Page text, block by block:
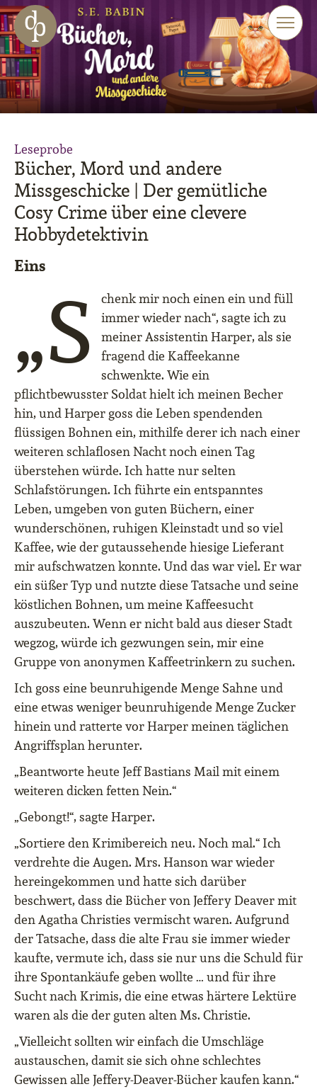
Zum Haupt-Inhalt springen
Zur Navigation springen
Zur Website-Suche springen
Leseprobe
Bücher, Mord und andere
Missgeschicke | Der gemütliche
Cosy Crime über eine clevere
Hobbydetektivin
Eins
„S
chenk mir noch einen ein und füll
immer wieder nach“, sagte ich zu
meiner Assistentin Harper, als sie
fragend die Kaffeekanne
schwenkte. Wie ein
pflichtbewusster Soldat hielt ich meinen Becher
hin, und Harper goss die Leben spendenden
flüssigen Bohnen ein, mithilfe derer ich nach einer
weiteren schlaflosen Nacht noch einen Tag
überstehen würde. Ich hatte nur selten
Schlafstörungen. Ich führte ein entspanntes
Leben, umgeben von guten Büchern, einer
wunderschönen, ruhigen Kleinstadt und so viel
Kaffee, wie der gutaussehende hiesige Lieferant
mir aufschwatzen konnte. Und das war viel. Er war
ein süßer Typ und nutzte diese Tatsache und seine
köstlichen Bohnen, um meine Kaffeesucht
auszubeuten. Wenn er nicht bald aus dieser Stadt
wegzog, würde ich gezwungen sein, mir eine
Gruppe von anonymen Kaffeetrinkern zu suchen.
Ich goss eine beunruhigende Menge Sahne und
eine etwas weniger beunruhigende Menge Zucker
hinein und ratterte vor Harper meinen täglichen
Angriffsplan herunter.
„Beantworte heute Jeff Bastians Mail mit einem
weiteren dicken fetten Nein.“
„Gebongt!“, sagte Harper.
„Sortiere den Krimibereich neu. Noch mal.“ Ich
verdrehte die Augen. Mrs. Hanson war wieder
hereingekommen und hatte sich darüber
beschwert, dass die Bücher von Jeffery Deaver mit
den Agatha Christies vermischt waren. Aufgrund
der Tatsache, dass die alte Frau sie immer wieder
kaufte, vermute ich, dass sie nur uns die Schuld für
ihre Spontankäufe geben wollte … und für ihre
Sucht nach Krimis, die eine etwas härtere Lektüre
waren als die der guten alten Ms. Christie.
„Vielleicht sollten wir einfach die Umschläge
austauschen, damit sie sich ohne schlechtes
Gewissen alle Jeffery-Deaver-Bücher kaufen kann.“